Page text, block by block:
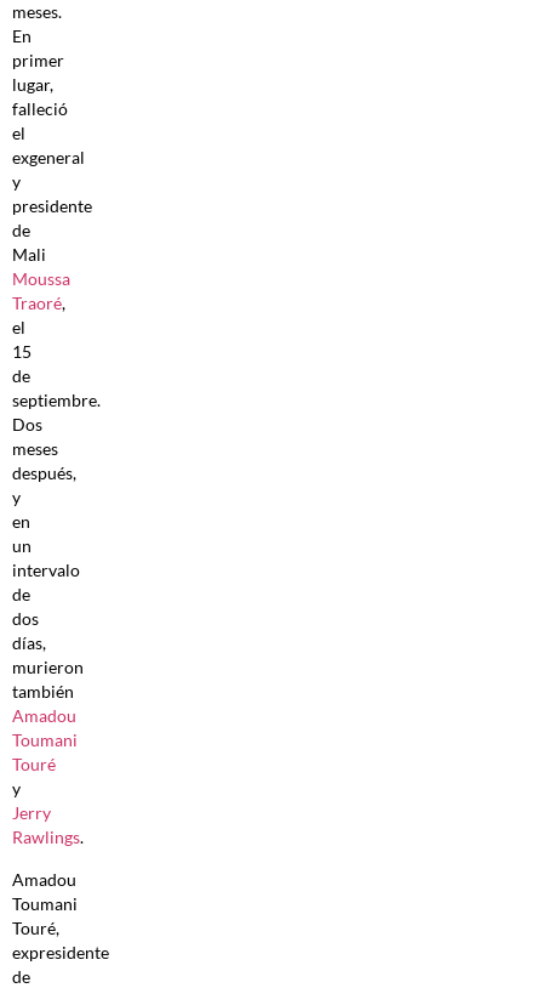
meses.
En
primer
lugar,
falleció
el
exgeneral
y
presidente
de
Mali
Moussa
Traoré,
el
15
de
septiembre.
Dos
meses
después,
y
en
un
intervalo
de
dos
días,
murieron
también
Amadou
Toumani
Touré
y
Jerry
Rawlings.
Amadou
Toumani
Touré,
expresidente
de